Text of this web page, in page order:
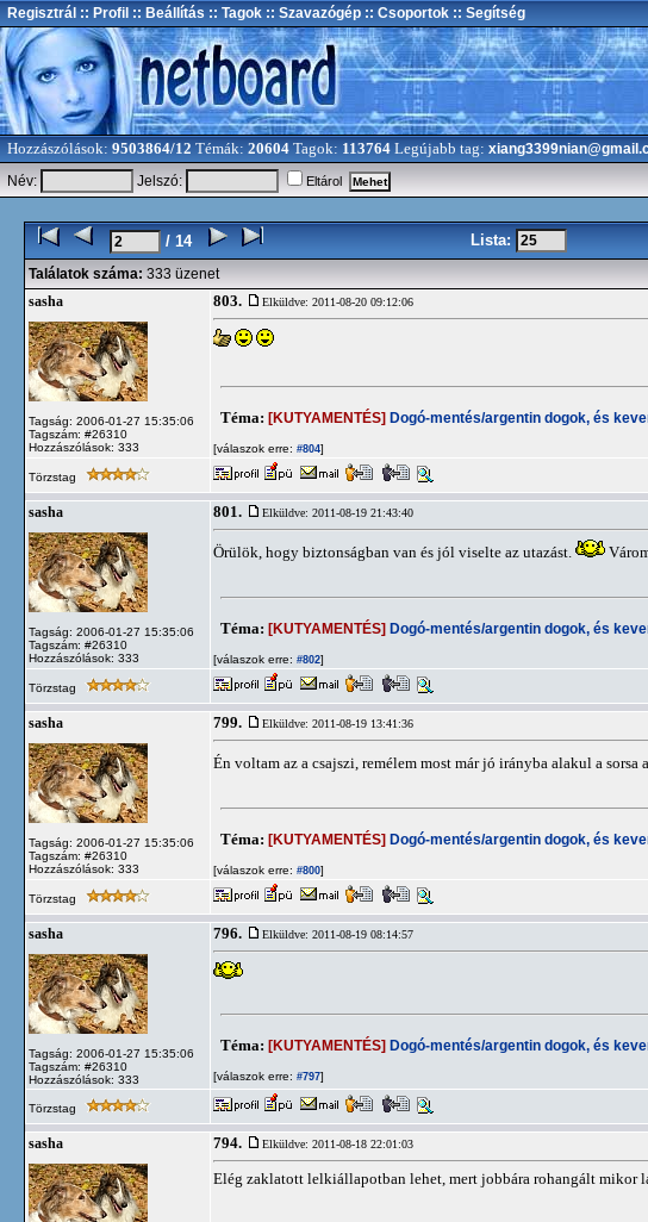
Regisztrál :: Profil :: Beállítás :: Tagok :: Szavazógép :: Csoportok :: Segítség
Hozzászólások: 9503864/12 Témák: 20604 Tagok: 113764 Legújabb tag:
Név: Jelszó: Eltárol
/ 14 Lista:
Találatok száma: 333 üzenet
sasha
Tagság: 2006-01-27 15:35:06
Tagszám: #26310
Hozzászólások: 333
803. Elküldve: 2011-08-20 09:12:06
Téma: [KUTYAMENTÉS] Dogó-mentés/argentin dogok, és
[válaszok erre: #804]
Törzstag
sasha
Tagság: 2006-01-27 15:35:06
Tagszám: #26310
Hozzászólások: 333
801. Elküldve: 2011-08-19 21:43:40
Örülök, hogy biztonságban van és jól viselte az utazást.
Téma: [KUTYAMENTÉS] Dogó-mentés/argentin dogok, és
[válaszok erre: #802]
Törzstag
sasha
Tagság: 2006-01-27 15:35:06
Tagszám: #26310
Hozzászólások: 333
799. Elküldve: 2011-08-19 13:41:36
Én voltam az a csajszi, remélem most már jó irányba alakul a
Téma: [KUTYAMENTÉS] Dogó-mentés/argentin dogok, és
[válaszok erre: #800]
Törzstag
sasha
Tagság: 2006-01-27 15:35:06
Tagszám: #26310
Hozzászólások: 333
796. Elküldve: 2011-08-19 08:14:57
Téma: [KUTYAMENTÉS] Dogó-mentés/argentin dogok, és
[válaszok erre: #797]
Törzstag
sasha 794. Elküldve: 2011-08-18 22:01:03
Elég zaklatott lelkiállapotban lehet, mert jobbára rohangált mikor